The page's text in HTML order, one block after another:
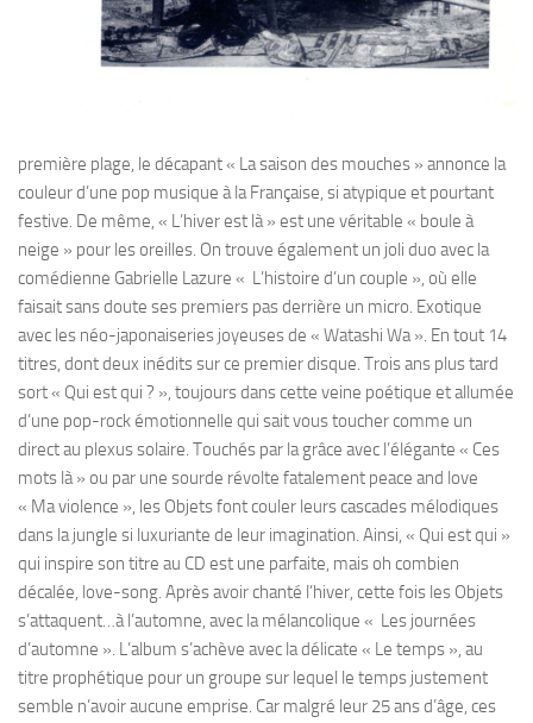
première plage, le décapant « La saison des mouches » annonce la
couleur d’une pop musique à la Française, si atypique et pourtant
festive. De même, « L’hiver est là » est une véritable « boule à
neige » pour les oreilles. On trouve également un joli duo avec la
comédienne Gabrielle Lazure « L’histoire d’un couple », où elle
faisait sans doute ses premiers pas derrière un micro. Exotique
avec les néo-japonaiseries joyeuses de « Watashi Wa ». En tout 14
titres, dont deux inédits sur ce premier disque. Trois ans plus tard
sort « Qui est qui ? », toujours dans cette veine poétique et allumée
d’une pop-rock émotionnelle qui sait vous toucher comme un
direct au plexus solaire. Touchés par la grâce avec l’élégante « Ces
mots là » ou par une sourde révolte fatalement peace and love
« Ma violence », les Objets font couler leurs cascades mélodiques
dans la jungle si luxuriante de leur imagination. Ainsi, « Qui est qui »
qui inspire son titre au CD est une parfaite, mais oh combien
décalée, love-song. Après avoir chanté l’hiver, cette fois les Objets
s’attaquent…à l’automne, avec la mélancolique « Les journées
d’automne ». L’album s’achève avec la délicate « Le temps », au
titre prophétique pour un groupe sur lequel le temps justement
semble n’avoir aucune emprise. Car malgré leur 25 ans d’âge, ces